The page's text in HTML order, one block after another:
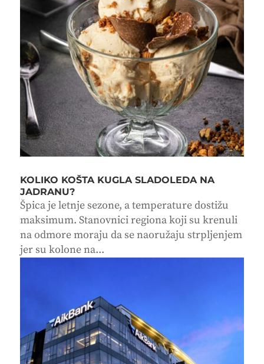
KOLIKO KOŠTA KUGLA SLADOLEDA NA
JADRANU?
Špica je letnje sezone, a temperature dostižu
maksimum. Stanovnici regiona koji su krenuli
na odmore moraju da se naoružaju strpljenjem
jer su kolone na...